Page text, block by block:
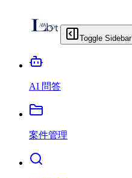
Toggle Sidebar
AI 問答
案件管理